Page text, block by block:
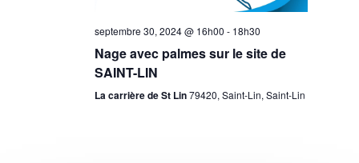
septembre 30, 2024 @ 16h00 - 18h30
Nage avec palmes sur le site de
SAINT-LIN
La carrière de St Lin79420, Saint-Lin, Saint-Lin